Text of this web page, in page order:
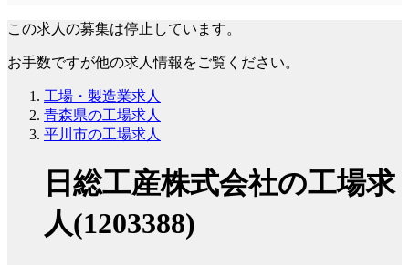
この求人の募集は停止しています。
お手数ですが他の求人情報をご覧ください。
工場・製造業求人
青森県の工場求人
平川市の工場求人
日総工産株式会社の工場求
人(1203388)